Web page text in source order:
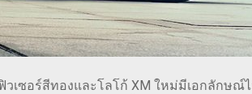
ซอร์สีทองและโลโก้ XM ใหม่มีเอกลักษณ์